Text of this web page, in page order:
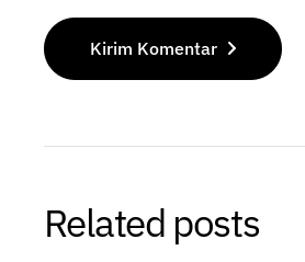
Kirim Komentar
Related posts